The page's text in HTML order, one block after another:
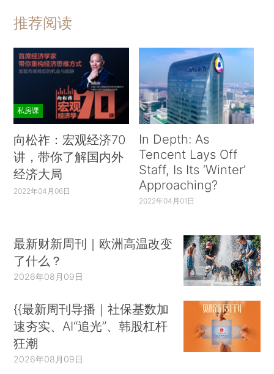
推荐阅读
私房课
向松祚：宏观经济70
讲，带你了解国内外
经济大局
2022年04月06日
In Depth: As
Tencent Lays Off
Staff, Is Its ‘Winter’
Approaching?
2022年04月01日
最新财新周刊｜欧洲高温改变
了什么？
2026年08月09日
{{最新周刊导播｜社保基数加
速夯实、AI“追光”、韩股杠杆
狂潮
2026年08月09日